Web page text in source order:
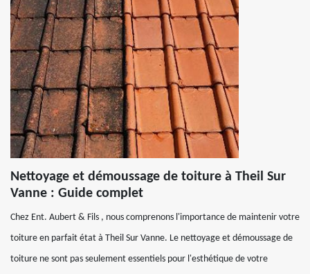
Nettoyage et démoussage de toiture à Theil Sur
Vanne : Guide complet
Chez Ent. Aubert & Fils , nous comprenons l'importance de maintenir votre
toiture en parfait état à Theil Sur Vanne. Le nettoyage et démoussage de
toiture ne sont pas seulement essentiels pour l'esthétique de votre